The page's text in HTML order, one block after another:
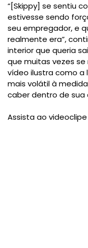
“[Skippy] se sentiu
estivesse sendo
seu empregador, e
realmente era”,
interior que queria
que muitas vezes
vídeo ilustra como a
mais volátil à
caber dentro de sua
Assista ao videoclipe